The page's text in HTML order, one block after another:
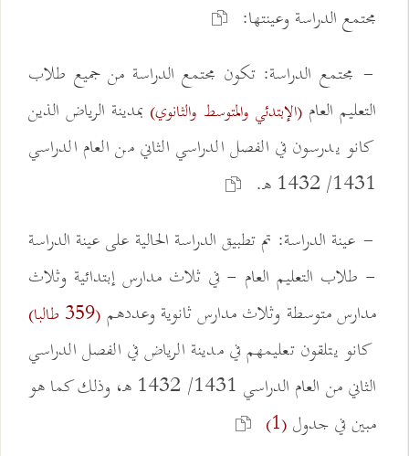
مجتمع الدراسة وعينتها:
- مجتمع الدراسة: تكون مجتمع الدراسة من جميع طلاب
التعليم العام(الإبتدئي والمتوسط والثانوي) بمدينة الرياض الذين
كانو يدرسون في الفصل الدراسي الثاني من العام الدراسي
1431/ 1432 هـ.
- عينة الدراسة: تم تطبيق الدراسة الحالية على عينة الدراسة
- طلاب التعليم العام - في ثلاث مدارس إبتدائية وثلاث
مدارس متوسطة وثلاث مدارس ثانوية وعددهم(359 طالبا)
كانو يتلقون تعليمهم في مدينة الرياض في الفصل الدراسي
الثاني من العام الدراسي 1431/ 1432 هـ، وذلك كما هو
مبين في جدول(1)